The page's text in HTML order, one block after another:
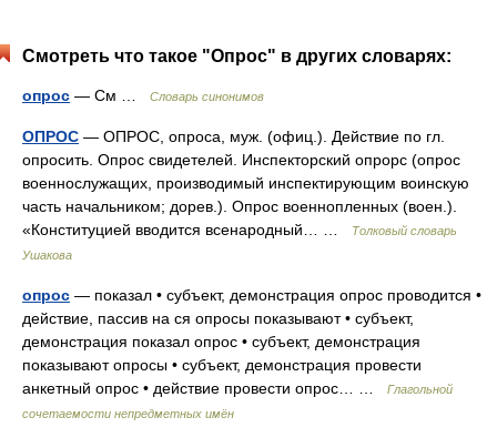
Смотреть что такое "Опрос" в других словарях:
опрос — См … Словарь синонимов
ОПРОС — ОПРОС, опроса, муж. (офиц.). Действие по гл.
опросить. Опрос свидетелей. Инспекторский опрорс (опрос
военнослужащих, производимый инспектирующим воинскую
часть начальником; дорев.). Опрос военнопленных (воен.).
«Конституцией вводится всенародный… …
Толковый словарь
Ушакова
опрос — показал • субъект, демонстрация опрос проводится •
действие, пассив на ся опросы показывают • субъект,
демонстрация показал опрос • субъект, демонстрация
показывают опросы • субъект, демонстрация провести
анкетный опрос • действие провести опрос… …
Глагольной
сочетаемости непредметных имён